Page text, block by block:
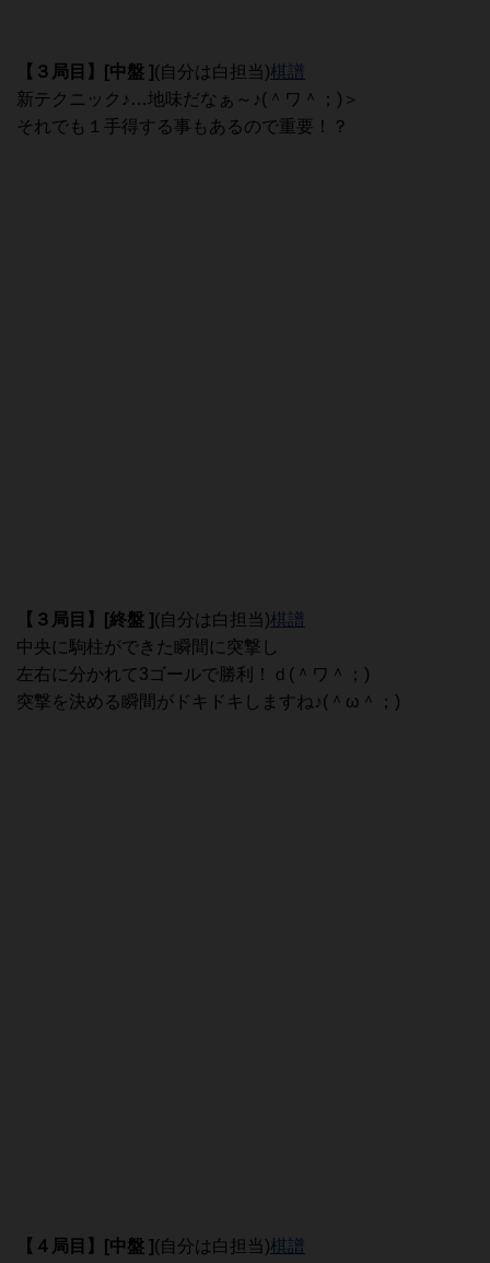
【３局目 】[中盤 ] (自分は白担当)棋譜
新テクニック♪…地味だなぁ～♪(＾ワ＾；)＞
それでも１手得する事もあるので重要！？
【３局目 】[終盤 ] (自分は白担当)棋譜
中央に駒柱ができた瞬間に突撃し
左右に分かれて3ゴールで勝利！ｄ(＾ワ＾；)
突撃を決める瞬間がドキドキしますね♪(＾ω＾；)
【４局目 】[中盤 ] (自分は白担当)棋譜